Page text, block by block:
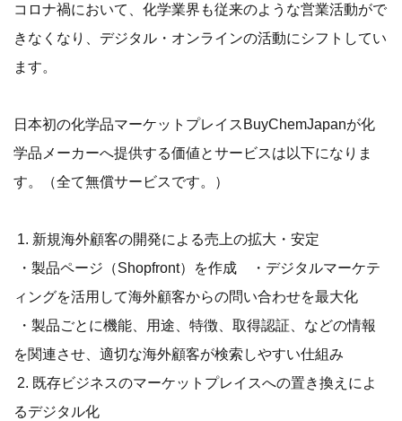
コロナ禍において、化学業界も従来のような営業活動がで
きなくなり、デジタル・オンラインの活動にシフトしてい
ます。
日本初の化学品マーケットプレイスBuyChemJapanが化
学品メーカーへ提供する価値とサービスは以下になりま
す。（全て無償サービスです。）
1. 新規海外顧客の開発による売上の拡大・安定
・製品ページ（Shopfront）を作成 ・デジタルマーケテ
ィングを活用して海外顧客からの問い合わせを最大化
・製品ごとに機能、用途、特徴、取得認証、などの情報
を関連させ、適切な海外顧客が検索しやすい仕組み
2. 既存ビジネスのマーケットプレイスへの置き換えによ
るデジタル化